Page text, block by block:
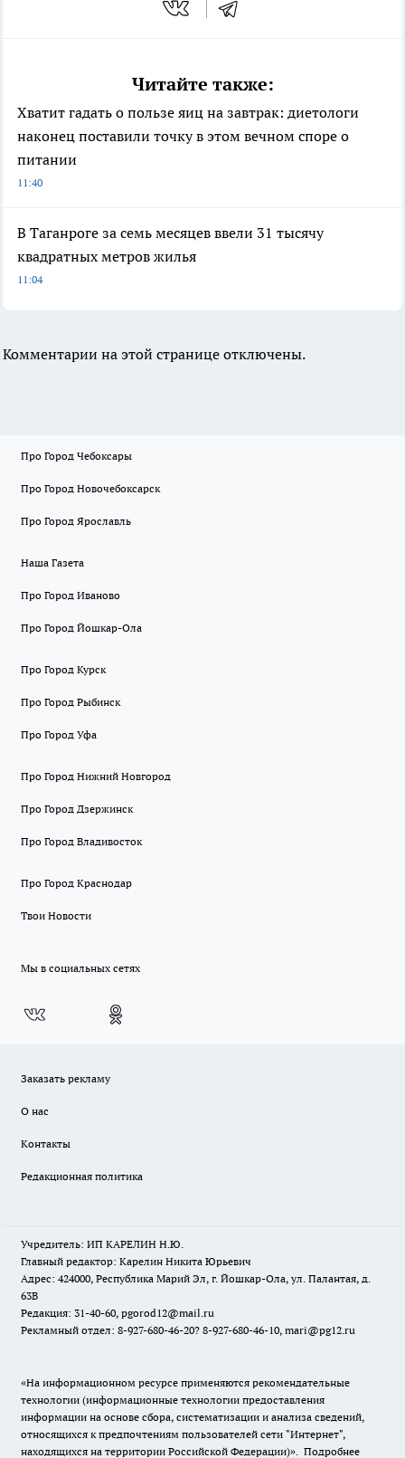
Читайте также:
Хватит гадать о пользе яиц на завтрак: диетологи
наконец поставили точку в этом вечном споре о
питании
11:40
В Таганроге за семь месяцев ввели 31 тысячу
квадратных метров жилья
11:04
Комментарии на этой странице отключены.
Про Город Чебоксары
Про Город Новочебоксарск
Про Город Ярославль
Наша Газета
Про Город Иваново
Про Город Йошкар-Ола
Про Город Курск
Про Город Рыбинск
Про Город Уфа
Про Город Нижний Новгород
Про Город Дзержинск
Про Город Владивосток
Про Город Краснодар
Твои Новости
Мы в социальных сетях
Заказать рекламу
О нас
Контакты
Редакционная политика
Учредитель: ИП КАРЕЛИН Н.Ю.
Главный редактор: Карелин Никита Юрьевич
Адрес: 424000, Республика Марий Эл, г. Йошкар-Ола, ул. Палантая, д.
63В
Редакция: 31-40-60, pgorod12@mail.ru
Рекламный отдел: 8-927-680-46-20? 8-927-680-46-10, mari@pg12.ru
«На информационном ресурсе применяются рекомендательные
технологии (информационные технологии предоставления
информации на основе сбора, систематизации и анализа сведений,
относящихся к предпочтениям пользователей сети "Интернет",
находящихся на территории Российской Федерации)». Подробнее